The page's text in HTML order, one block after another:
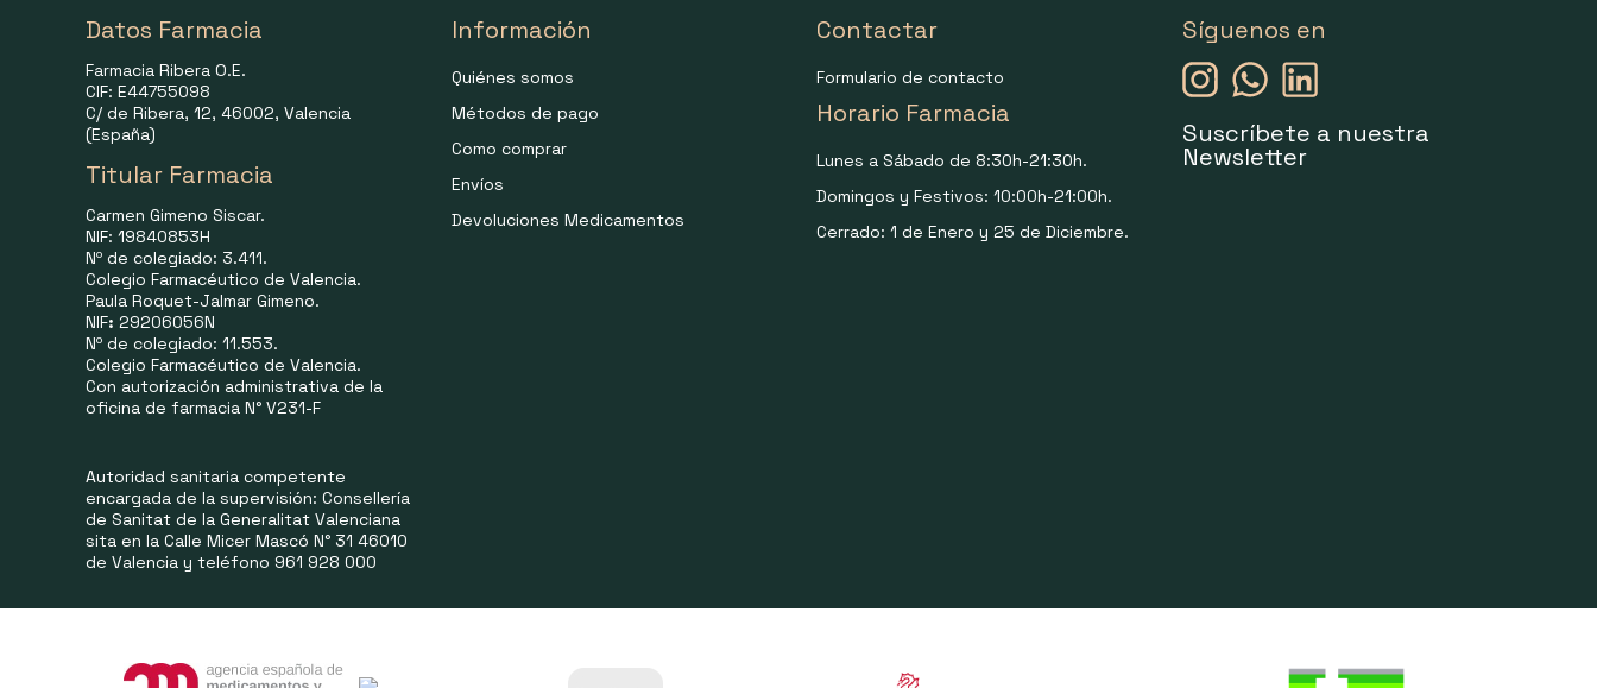
Datos Farmacia
Farmacia Ribera O.E.
CIF: E44755098
C/ de Ribera, 12, 46002, Valencia
(España)
Titular Farmacia
Carmen Gimeno Siscar.
NIF: 19840853H
Nº de colegiado: 3.411.
Colegio Farmacéutico de Valencia.
Paula Roquet-Jalmar Gimeno.
NIF: 29206056N
Nº de colegiado: 11.553.
Colegio Farmacéutico de Valencia.
Con autorización administrativa de la
oficina de farmacia N° V231-F
Autoridad sanitaria competente
encargada de la supervisión: Consellería
de Sanitat de la Generalitat Valenciana
sita en la Calle Micer Mascó N° 31 46010
de Valencia y teléfono 961 928 000
Información
Quiénes somos
Métodos de pago
Como comprar
Envíos
Devoluciones Medicamentos
Contactar
Formulario de contacto
Horario Farmacia
Lunes a Sábado de 8:30h-21:30h.
Domingos y Festivos: 10:00h-21:00h.
Cerrado: 1 de Enero y 25 de Diciembre.
Síguenos en
Suscríbete a nuestra
Newsletter